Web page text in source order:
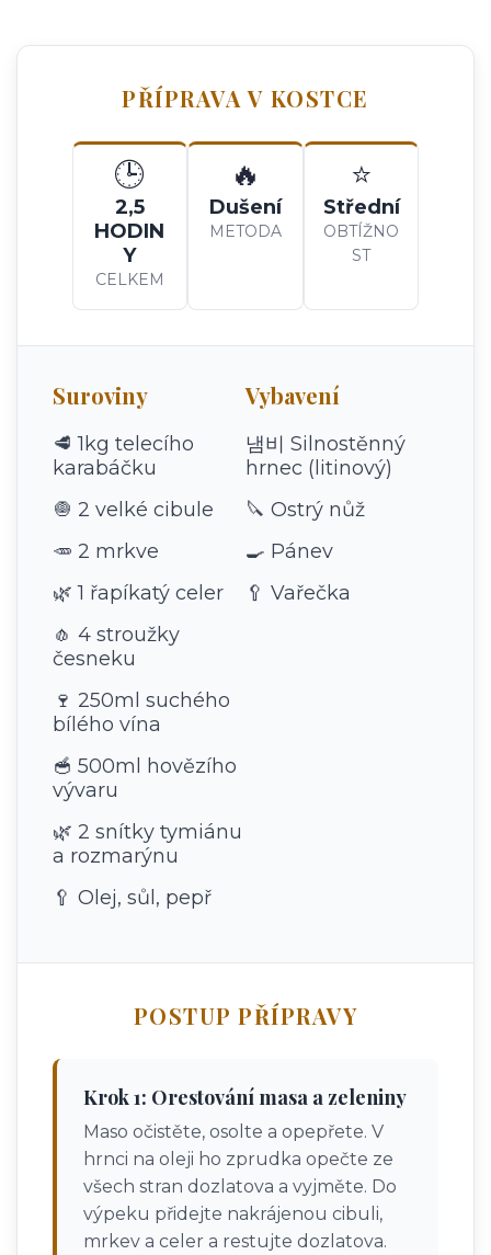
PŘÍPRAVA V KOSTCE
🕒
2,5
HODIN
Y
CELKEM
🔥
Dušení
METODA
⭐
Střední
OBTÍŽNO
ST
Suroviny
🥩 1kg telecího
karabáčku
🧅 2 velké cibule
🥕 2 mrkve
🌿 1 řapíkatý celer
🧄 4 stroužky
česneku
🍷 250ml suchého
bílého vína
🥣 500ml hovězího
vývaru
🌿 2 snítky tymiánu
a rozmarýnu
🥄 Olej, sůl, pepř
Vybavení
냄비 Silnostěnný
hrnec (litinový)
🔪 Ostrý nůž
🍳 Pánev
🥄 Vařečka
POSTUP PŘÍPRAVY
Krok 1: Orestování masa a zeleniny
Maso očistěte, osolte a opepřete. V
hrnci na oleji ho zprudka opečte ze
všech stran dozlatova a vyjměte. Do
výpeku přidejte nakrájenou cibuli,
mrkev a celer a restujte dozlatova.